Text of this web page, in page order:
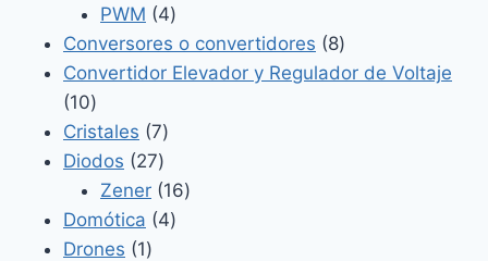
PWM 44
productos
Conversores o convertidores 88
productos
Convertidor Elevador y Regulador de Voltaje
1010
productos
Cristales 77
productos
Diodos 2727
productos
Zener 1616
Domótica 44
Drones 11